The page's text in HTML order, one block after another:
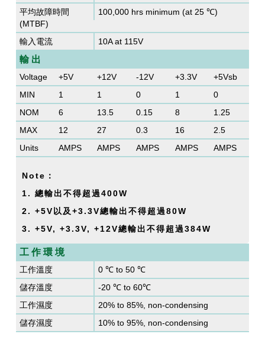
平均故障時間
(MTBF)
100,000 hrs minimum (at 25 ℃)
輸入電流 10A at 115V
輸 出
Voltage +5V +12V -12V +3.3V
+5Vsb
MIN
1 1 0 1
0
NOM
6 13.5 0.15 8
1.25
MAX
12 27 0.3 16
2.5
Units
AMPS AMPS AMPS AMPS AMPS
Note：
1. 總輸出不得超過400W
2. +5V以及+3.3V總輸出不得超過80W
3. +5V, +3.3V, +12V總輸出不得超過384W
工 作 環 境
工作溫度
0 ℃ to 50 ℃
儲存溫度
-20 ℃ to 60℃
工作濕度
20% to 85%, non-condensing
儲存濕度
10% to 95%, non-condensing